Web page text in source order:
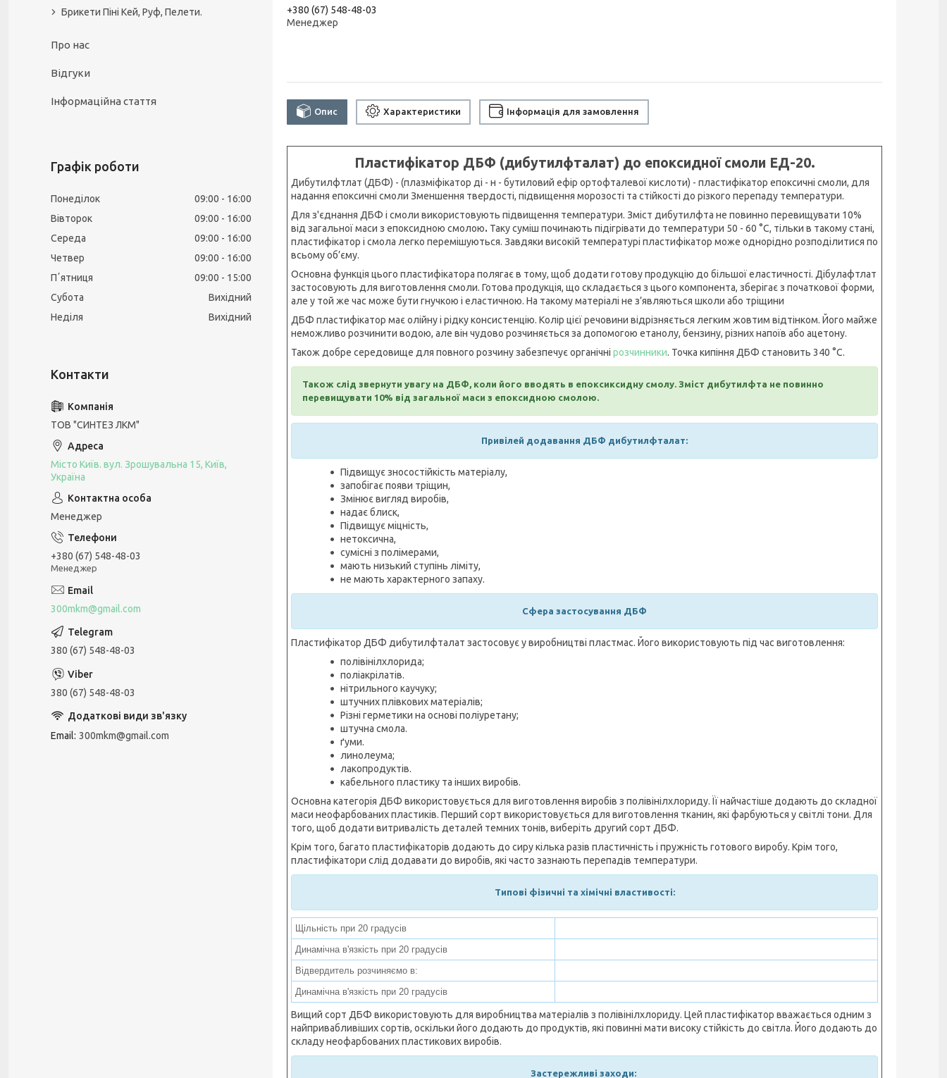
+380 (67) 548-48-03
Менеджер
Опис Характеристики Інформація для замовлення
Пластифікатор ДБФ (дибутилфталат) до епоксидної смоли EД-20.
Дибутилфтлат (ДБФ) - (плазміфікатор ді - н - бутиловий ефір ортофталевої кислоти) - пластифікатор епоксичні смоли, для
надання епоксичні смоли Зменшення твердості, підвищення морозості та стійкості до різкого перепаду температури.
Для з'єднання ДБФ і смоли використовують підвищення температури. Зміст дибутилфта не повинно перевищувати 10%
від загальної маси з епоксидною смолою. Таку суміш починають підігрівати до температури 50 - 60 °С, тільки в такому стані,
пластифікатор і смола легко перемішуються. Завдяки високій температурі пластифікатор може однорідно розподілитися по
всьому об’єму.
Основна функція цього пластифікатора полягає в тому, щоб додати готову продукцію до більшої еластичності. Дібулафтлат
застосовують для виготовлення смоли. Готова продукція, що складається з цього компонента, зберігає з початкової форми,
але у той же час може бути гнучкою і еластичною. На такому матеріалі не з’являються школи або тріщини
ДБФ пластифікатор має олійну і рідку консистенцію. Колір цієї речовини відрізняється легким жовтим відтінком. Його майже
неможливо розчинити водою, але він чудово розчиняється за допомогою етанолу, бензину, різних напоїв або ацетону.
Також добре середовище для повного розчину забезпечує органічні розчинники. Точка кипіння ДБФ становить 340 °С.
Також слід звернути увагу на ДБФ, коли його вводять в епоксиксидну смолу. Зміст дибутилфта не повинно
перевищувати 10% від загальної маси з епоксидною смолою.
Привілей додавання ДБФ дибутилфталат:
Підвищує зносостійкість матеріалу,
запобігає появи тріщин,
Змінює вигляд виробів,
надає блиск,
Підвищує міцність,
нетоксична,
сумісні з полімерами,
мають низький ступінь ліміту,
не мають характерного запаху.
Сфера застосування ДБФ
Пластифікатор ДБФ дибутилфталат застосовує у виробництві пластмас. Його використовують під час виготовлення:
полівінілхлорида;
поліакрілатів.
нітрильного каучуку;
штучних плівкових матеріалів;
Різні герметики на основі поліуретану;
штучна смола.
ґуми.
линолеума;
лакопродуктів.
кабельного пластику та інших виробів.
Основна категорія ДБФ використовується для виготовлення виробів з полівінілхлориду. Її найчастіше додають до складної
маси неофарбованих пластиків. Перший сорт використовується для виготовлення тканин, які фарбуються у світлі тони. Для
того, щоб додати витривалість деталей темних тонів, виберіть другий сорт ДБФ.
Крім того, багато пластифікаторів додають до сиру кілька разів пластичність і пружність готового виробу. Крім того,
пластифікатори слід додавати до виробів, які часто зазнають перепадів температури.
Типові фізичні та хімічні властивості:
Щільність при 20 градусів
Динамічна в'язкість при 20 градусів
Відвердитель розчиняємо в:
Динамічна в'язкість при 20 градусів
Вищий сорт ДБФ використовують для виробництва матеріалів з полівінілхлориду. Цей пластифікатор вважається одним з
найпривабливіших сортів, оскільки його додають до продуктів, які повинні мати високу стійкість до світла. Його додають до
складу неофарбованих пластикових виробів.
Застережливі заходи:
Брикети Піні Кей, Руф, Пелети.
Про нас
Відгуки
Інформаційна стаття
Графік роботи
Понеділок 09:00
16:00
Вівторок
09:00
16:00
Середа
09:00
16:00
Четвер
09:00
16:00
Пʼятниця
09:00
15:00
Субота
Вихідний
Неділя
Вихідний
ТОВ "СИНТЕЗ ЛКМ"
Місто Київ. вул. Зрошувальна 15, Київ,
Україна
Менеджер
+380 (67) 548-48-03
Менеджер
300mkm@gmail.com
380 (67) 548-48-03
380 (67) 548-48-03
Email 300mkm@gmail.com